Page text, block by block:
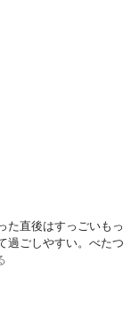
た直後はすっごいもっ
過ごしやすい。べたつ